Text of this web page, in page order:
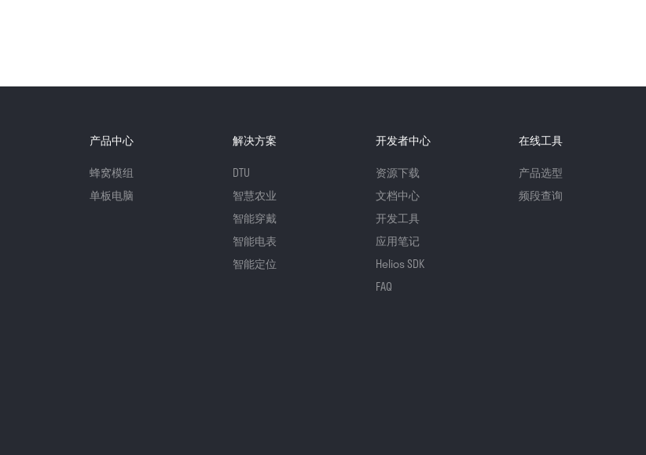
产品中心
蜂窝模组
单板电脑
解决方案
DTU
智慧农业
智能穿戴
智能电表
智能定位
开发者中心
资源下载
文档中心
开发工具
应用笔记
Helios SDK
FAQ
在线工具
产品选型
频段查询